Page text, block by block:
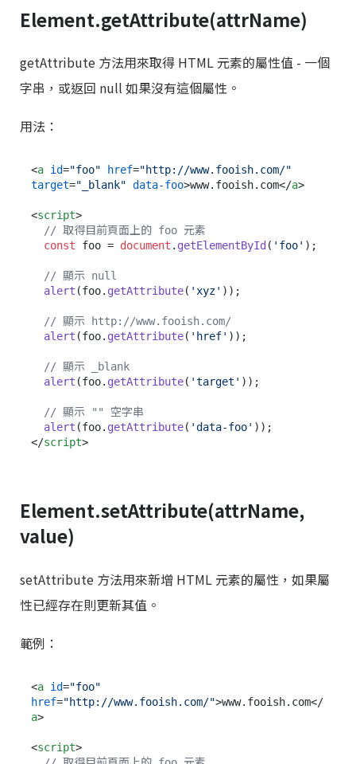
Element.getAttribute(attrName)
getAttribute 方法用來取得 HTML 元素的屬性值 - 一個
字串，或返回 null 如果沒有這個屬性。
用法：
<a id="foo" href="http://www.fooish.com/"
target="_blank" data-foo>www.fooish.com</a>
<script>
// 取得目前頁面上的 foo 元素
const foo = document . getElementById ( 'foo' );
// 顯示 null
alert (foo. getAttribute( 'xyz' ));
// 顯示 http://www.fooish.com/
alert (foo. getAttribute( 'href' ));
// 顯示 _blank
alert (foo. getAttribute( 'target' ));
// 顯示 "" 空字串
alert (foo. getAttribute( 'data-foo'
</script>
Element.setAttribute(attrName,
value)
setAttribute 方法用來新增 HTML 元素的屬性，如果屬
性已經存在則更新其值。
範例：
<a id="foo"
href="http://www.fooish.com/">www.fooish.com</
a>
<script>